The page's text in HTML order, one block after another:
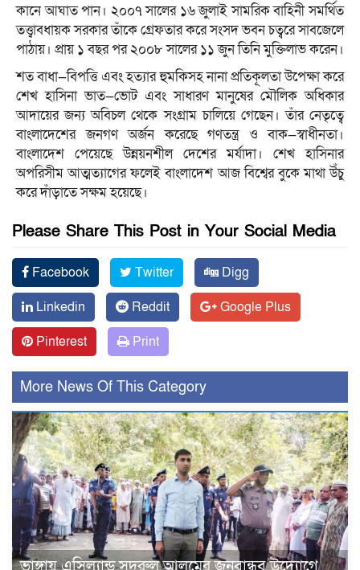
কানে আঘাত পান। ২০০৭ সালের ১৬ জুলাই সামরিক বাহিনী সমর্থিত
তত্ত্বাবধায়ক সরকার তাঁকে গ্রেফতার করে সংসদ ভবন চত্বরে সাবজেলে
পাঠায়। প্রায় ১ বছর পর ২০০৮ সালের ১১ জুন তিনি মুক্তিলাভ করেন।
শত বাধা—বিপত্তি এবং হত্যার হুমকিসহ নানা প্রতিকূলতা উপেক্ষা করে
শেখ হাসিনা ভাত—ভোট এবং সাধারণ মানুষের মৌলিক অধিকার
আদায়ের জন্য অবিচল থেকে সংগ্রাম চালিয়ে গেছেন। তাঁর নেতৃত্বে
বাংলাদেশের জনগণ অর্জন করেছে গণতন্ত্র ও বাক—স্বাধীনতা।
বাংলাদেশ পেয়েছে উন্নয়নশীল দেশের মর্যাদা। শেখ হাসিনার
অপরিসীম আত্মত্যাগের ফলেই বাংলাদেশ আজ বিশ্বের বুকে মাথা উঁচু
করে দাঁড়াতে সক্ষম হয়েছে।
Please Share This Post in Your Social Media
Facebook Twitter
Digg
Linkedin
Reddit
Google Plus
Pinterest
Print
More News Of This Category